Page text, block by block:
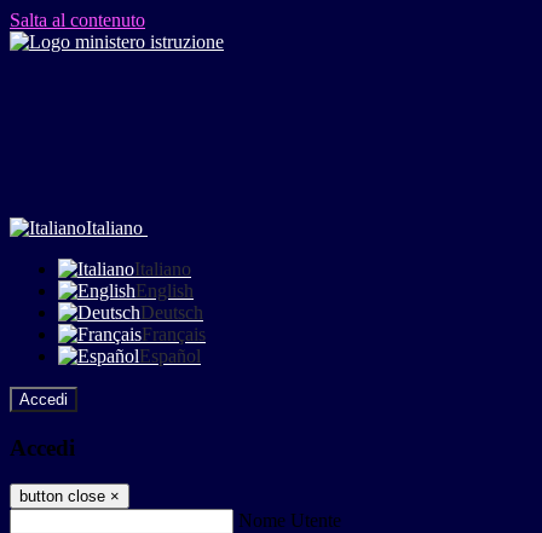
Salta al contenuto
Italiano
Italiano
English
Deutsch
Français
Español
Accedi
Accedi
button close ×
Nome Utente